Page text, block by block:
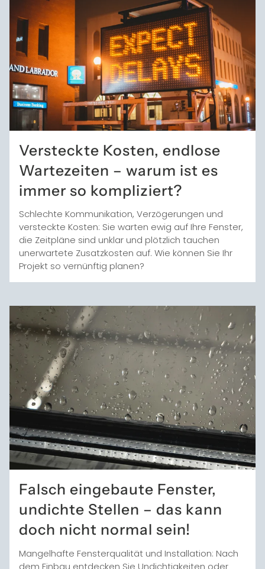
Versteckte Kosten, endlose
Wartezeiten – warum ist es
immer so kompliziert?
Schlechte Kommunikation, Verzögerungen und
versteckte Kosten: Sie warten ewig auf Ihre Fenster,
die Zeitpläne sind unklar und plötzlich tauchen
unerwartete Zusatzkosten auf. Wie können Sie Ihr
Projekt so vernünftig planen?
Falsch eingebaute Fenster,
undichte Stellen – das kann
doch nicht normal sein!
Mangelhafte Fensterqualität und Installation: Nach
dem Einbau entdecken Sie Undichtigkeiten oder